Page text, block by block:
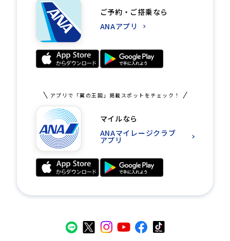
ご予約・ご搭乗なら
ANAアプリ
アプリで「翼の王国」掲載スポットをチェック！
マイルなら
ANAマイレージクラブ
アプリ